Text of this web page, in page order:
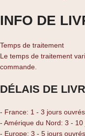
INFO DE
Temps de traitement
Le temps de traitement
commande.
DÉLAIS DE
- France: 1 - 3 jours ouvrés
- Amérique du Nord: 3 -
- Europe: 3 - 5 jours ouvrés